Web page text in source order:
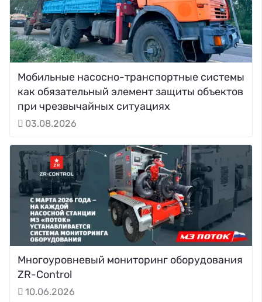
Мобильные насосно-транспортные системы
как обязательный элемент защиты объектов
при чрезвычайных ситуациях
03.08.2026
Многоуровневый мониторинг оборудования
ZR-Control
10.06.2026